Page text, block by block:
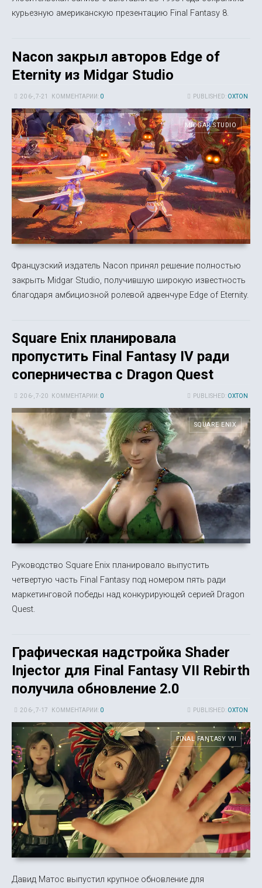
курьезную американскую презентацию Final Fantasy 8.
Nacon закрыл авторов Edge of
Eternity из Midgar Studio
PUBLISHED: OXTON
20 6-, 7-21 КОММЕНТАРИИ: 0
MIDGAR STUDIO
Французский издатель Nacon принял решение полностью
закрыть Midgar Studio, получившую широкую известность
благодаря амбициозной ролевой адвенчуре Edge of Eternity.
Square Enix планировала
пропустить Final Fantasy IV ради
соперничества с Dragon Quest
PUBLISHED: OXTON
20 6-, 7-20 КОММЕНТАРИИ: 0
SQUARE ENIX
Руководство Square Enix планировало выпустить
четвертую часть Final Fantasy под номером пять ради
маркетинговой победы над конкурирующей серией Dragon
Quest.
Графическая надстройка Shader
Injector для Final Fantasy VII Rebirth
получила обновление 2.0
PUBLISHED: OXTON
20 6-, 7-17 КОММЕНТАРИИ: 0
FINAL FANTASY VII
Давид Матос выпустил крупное обновление для